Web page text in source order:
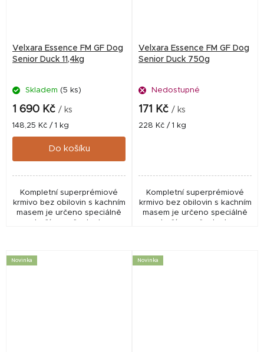
Velxara Essence FM GF Dog
Senior Duck 11,4kg
Skladem (5 ks)
1 690 Kč / ks
Měrná
cena:
148,25 Kč / 1 kg
Do košíku
Kompletní superprémiové
krmivo bez obilovin s kachním
masem je určeno speciálně
pro starší psy všech plemen.
Velxara Essence FM GF Dog
Senior Duck 750g
Nedostupné
171 Kč / ks
Měrná
228 Kč / 1 kg
Kompletní superprémiové
krmivo bez obilovin s kachním
masem je určeno speciálně
pro starší psy všech plemen.
Novinka Novinka